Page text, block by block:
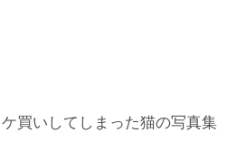
買いしてしまった猫の写真集